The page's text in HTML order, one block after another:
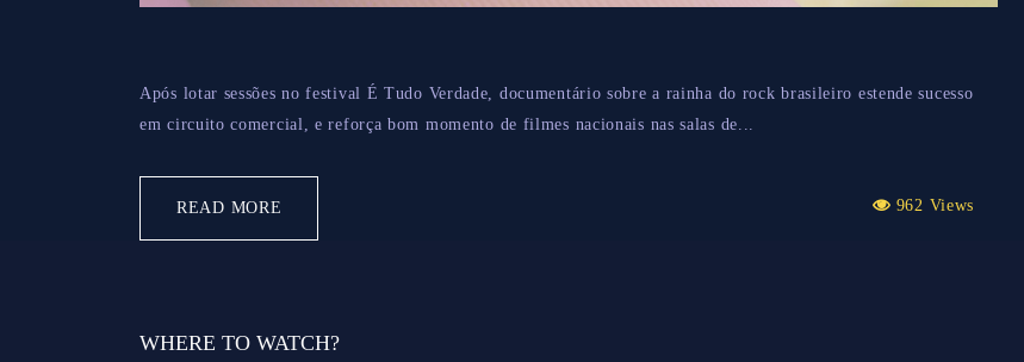
Após lotar sessões no festival É Tudo Verdade, documentário sobre a rainha do rock brasileiro estende sucesso
em circuito comercial, e reforça bom momento de filmes nacionais nas salas de...
READ MORE 962 Views
WHERE TO WATCH?